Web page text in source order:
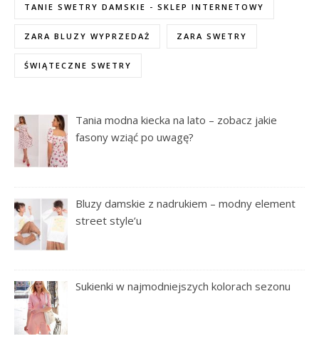
TANIE SWETRY DAMSKIE - SKLEP INTERNETOWY
ZARA BLUZY WYPRZEDAŻ ZARA SWETRY
ŚWIĄTECZNE SWETRY
Tania modna kiecka na lato – zobacz jakie
fasony wziąć po uwagę?
Bluzy damskie z nadrukiem – modny element
street style’u
Sukienki w najmodniejszych kolorach sezonu